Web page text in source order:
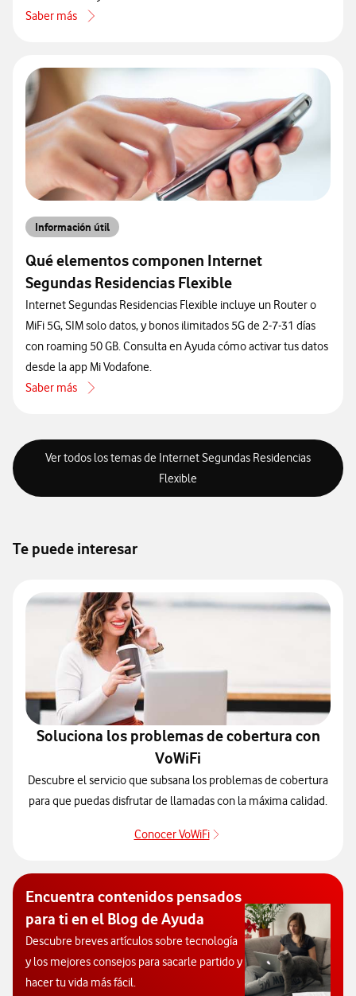
Saber más
acerca de Conoce la sección de vídeos explicativos y tutoriales de
Información útil
Qué elementos componen Internet
Segundas Residencias Flexible
Internet Segundas Residencias Flexible incluye un Router o
MiFi 5G, SIM solo datos, y bonos ilimitados 5G de 2-7-31 días
con roaming 50 GB. Consulta en Ayuda cómo activar tus datos
desde la app Mi Vodafone.
Saber más
acerca de Qué elementos componen Internet Segundas
Ver todos los temas de Internet Segundas Residencias
Flexible
Te puede interesar
Soluciona los problemas de cobertura con
VoWiFi
Descubre el servicio que subsana los problemas de cobertura
para que puedas disfrutar de llamadas con la máxima calidad.
Conocer VoWiFi
Encuentra contenidos pensados
para ti en el Blog de Ayuda
Descubre breves artículos sobre tecnología
y los mejores consejos para sacarle partido y
hacer tu vida más fácil.